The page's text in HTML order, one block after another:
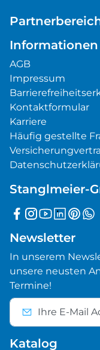
Informationen
AGB
Impressum
Kontaktformular
Karriere
Häufig gestellte
Stanglmeier-
Newsletter
In unserem
unsere neusten
Termine!
Katalog